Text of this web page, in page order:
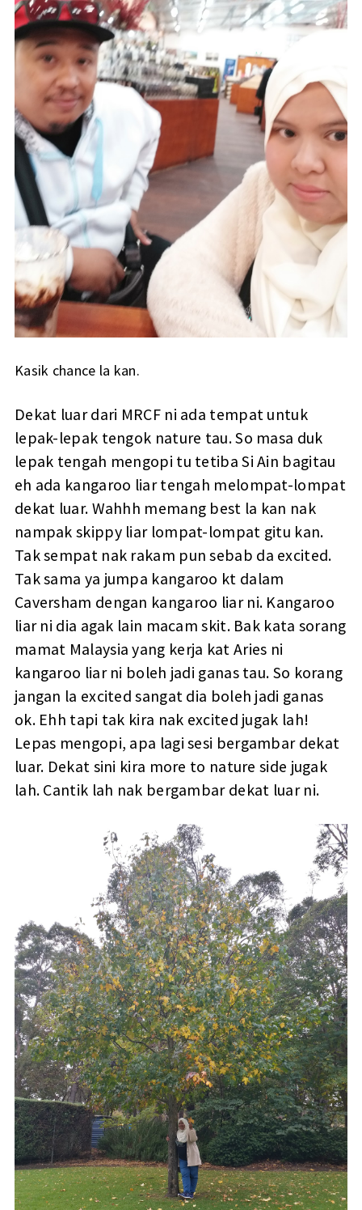
Kasik chance la kan.
Dekat luar dari MRCF ni ada tempat untuk
lepak-lepak tengok nature tau. So masa duk
lepak tengah mengopi tu tetiba Si Ain bagitau
eh ada kangaroo liar tengah melompat-lompat
dekat luar. Wahhh memang best la kan nak
nampak skippy liar lompat-lompat gitu kan.
Tak sempat nak rakam pun sebab da excited.
Tak sama ya jumpa kangaroo kt dalam
Caversham dengan kangaroo liar ni. Kangaroo
liar ni dia agak lain macam skit. Bak kata sorang
mamat Malaysia yang kerja kat Aries ni
kangaroo liar ni boleh jadi ganas tau. So korang
jangan la excited sangat dia boleh jadi ganas
ok. Ehh tapi tak kira nak excited jugak lah!
Lepas mengopi, apa lagi sesi bergambar dekat
luar. Dekat sini kira more to nature side jugak
lah. Cantik lah nak bergambar dekat luar ni.